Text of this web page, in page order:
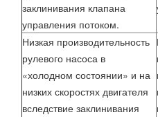
заклинивания клапана
управления потоком.
Низкая производительность
рулевого насоса в
«холодном состоянии» и на
низких скоростях двигателя
вследствие заклинивания